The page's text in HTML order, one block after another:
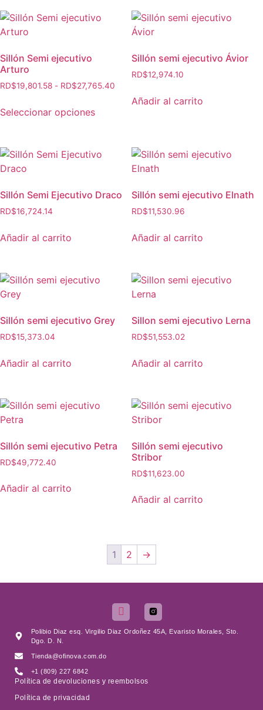
Sillón Semi ejecutivo
Arturo
RD$19,801.58 - RD$27,765.40
Seleccionar opciones
Sillón semi ejecutivo Ávior
RD$12,974.10
Añadir al carrito
Sillón Semi Ejecutivo Draco
RD$16,724.14
Añadir al carrito
Sillón semi ejecutivo Elnath
RD$11,530.96
Añadir al carrito
Sillón semi ejecutivo Grey
RD$15,373.04
Añadir al carrito
Sillon semi ejecutivo Lerna
RD$51,553.02
Añadir al carrito
Sillón semi ejecutivo Petra
RD$49,772.40
Añadir al carrito
Sillón semi ejecutivo
Stribor
RD$11,623.00
Añadir al carrito
1 2 →
Polibio Diaz esq. Virgilio Diaz Ordoñez 45A, Evaristo Morales, Sto.
Dgo. D. N.
Tienda@ofinova.com.do
+1 (809) 227 6842
Política de devoluciones y reembolsos
Política de privacidad